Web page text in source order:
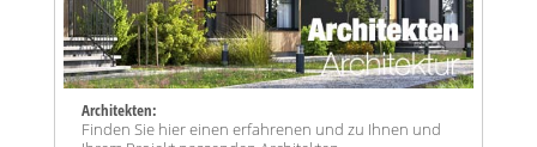
Architekten:
Finden Sie hier einen erfahrenen und zu Ihnen und